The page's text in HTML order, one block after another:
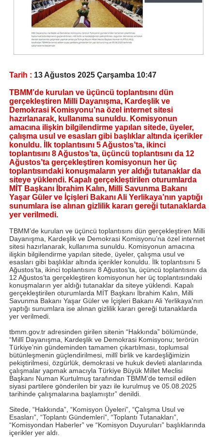
Tarih : 13 Ağustos 2025 Çarşamba 10:47
TBMM’de kurulan ve üçüncü toplantısını dün
gerçekleştiren Milli Dayanışma, Kardeşlik ve
Demokrasi Komisyonu’na özel internet sitesi
hazırlanarak, kullanıma sunuldu. Komisyonun
amacına ilişkin bilgilendirme yapılan sitede, üyeler,
çalışma usul ve esasları gibi başlıklar altında içerikler
konuldu. İlk toplantısını 5 Ağustos’ta, ikinci
toplantısını 8 Ağustos’ta, üçüncü toplantısını da 12
Ağustos’ta gerçekleştiren komisyonun her üç
toplantısındaki konuşmaların yer aldığı tutanaklar da
siteye yüklendi. Kapalı gerçekleştirilen oturumlarda
MİT Başkanı İbrahim Kalın, Milli Savunma Bakanı
Yaşar Güler ve İçişleri Bakanı Ali Yerlikaya’nın yaptığı
sunumlara ise alınan gizlilik kararı gereği tutanaklarda
yer verilmedi.
TBMM’de kurulan ve üçüncü toplantısını dün gerçekleştiren Milli
Dayanışma, Kardeşlik ve Demokrasi Komisyonu’na özel internet
sitesi hazırlanarak, kullanıma sunuldu. Komisyonun amacına
ilişkin bilgilendirme yapılan sitede, üyeler, çalışma usul ve
esasları gibi başlıklar altında içerikler konuldu. İlk toplantısını 5
Ağustos’ta, ikinci toplantısını 8 Ağustos’ta, üçüncü toplantısını da
12 Ağustos’ta gerçekleştiren komisyonun her üç toplantısındaki
konuşmaların yer aldığı tutanaklar da siteye yüklendi. Kapalı
gerçekleştirilen oturumlarda MİT Başkanı İbrahim Kalın, Milli
Savunma Bakanı Yaşar Güler ve İçişleri Bakanı Ali Yerlikaya'nın
yaptığı sunumlara ise alınan gizlilik kararı gereği tutanaklarda
yer verilmedi.
tbmm.gov.tr adresinden girilen sitenin “Hakkında” bölümünde,
“Millî Dayanışma, Kardeşlik ve Demokrasi Komisyonu; terörün
Türkiye’nin gündeminden tamamen çıkartılması, toplumsal
bütünleşmenin güçlendirilmesi, millî birlik ve kardeşliğimizin
pekiştirilmesi, özgürlük, demokrasi ve hukuk devleti alanlarında
çalışmalar yapmak amacıyla Türkiye Büyük Millet Meclisi
Başkanı Numan Kurtulmuş tarafından TBMM’de temsil edilen
siyasi partilere gönderilen bir yazı ile kurulmuş ve 05.08.2025
tarihinde çalışmalarına başlamıştır” denildi.
Sitede, “Hakkında”, “Komisyon Üyeleri”, “Çalışma Usul ve
Esasları”, “Toplantı Gündemleri”, “Toplantı Tutanakları”,
“Komisyondan Haberler” ve “Komisyon Duyuruları” başlıklarında
içerikler yer aldı.